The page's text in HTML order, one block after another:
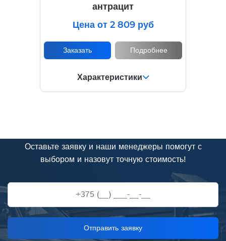
антрацит
Цена от 2 809 руб
Заказать Подробнее
Характеристики
Оставьте заявку и наши менеджеры помогут с
выбором и назовут точную стоимость!
+375 (__) ___-__-__
Отправить заявку